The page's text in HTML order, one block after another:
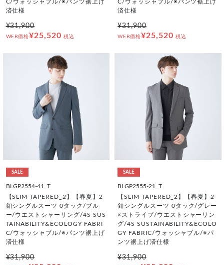
C/ウォッシャブル/※パンツ裾上げ
済仕様
¥31,900
WEB価格¥25,520 税込
C/ウォッシャブル/※パンツ裾上げ
済仕様
¥31,900
WEB価格¥25,520 税込
SALE
BLGP2554-41_T
【SLIM TAPERED_2】【春夏】2
釦シングルスーツ 0タック/ブル
ー/ウエストシャーリング/4S SUS
TAINABILITY&ECOLOGY FABRI
C/ウォッシャブル/※パンツ裾上げ
済仕様
¥31,900
SALE
BLGP2555-21_T
【SLIM TAPERED_2】【春夏】2
釦シングルスーツ 0タック/グレー
×ストライプ/ウエストシャーリン
グ/4S SUSTAINABILITY&ECOLO
GY FABRIC/ウォッシャブル/※パ
ンツ裾上げ済仕様
¥31,900